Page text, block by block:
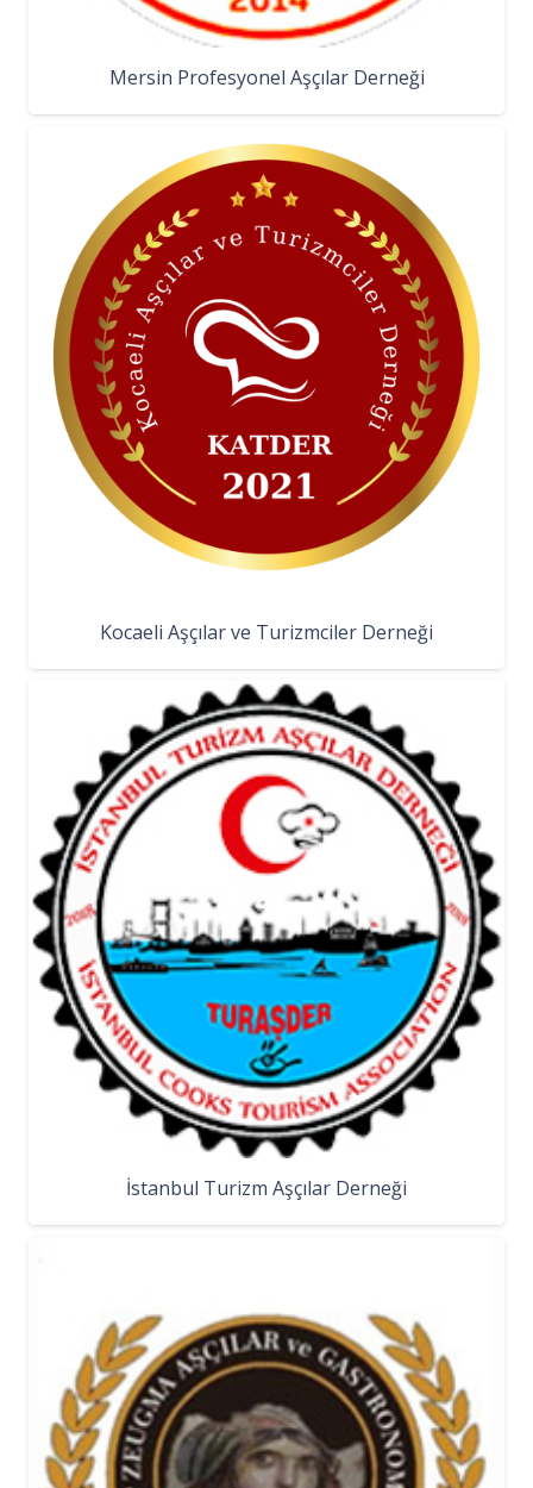
Mersin Profesyonel Aşçılar Derneği
Kocaeli Aşçılar ve Turizmciler Derneği
İstanbul Turizm Aşçılar Derneği